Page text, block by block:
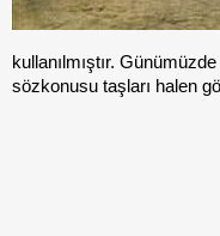
kullanılmıştır.
sözkonusu taşları halen